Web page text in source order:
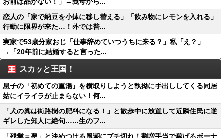
恋人の「家で納豆を小鉢に移し替える」「飲み物にレモンを入れる」
行動に限界が来た…！外では普...
実家で53歳分家おじ「仕事辞めていつうちに来る？」私「え？」
→「20年前に結婚すると言った...
スカッと王国！
息子の「初めての重湯」を横取りしようと執拗に手出ししてくる同居
姑にイライラが止まらない！何...
「犬の糞は街路樹の肥料になる！」と散歩中に放置して近隣住民に逆
ギレした知人に絶句……生のフ...
「残業＝悪」と決めつける風潮にブチ切れ！割増手当で稼げるボーナ